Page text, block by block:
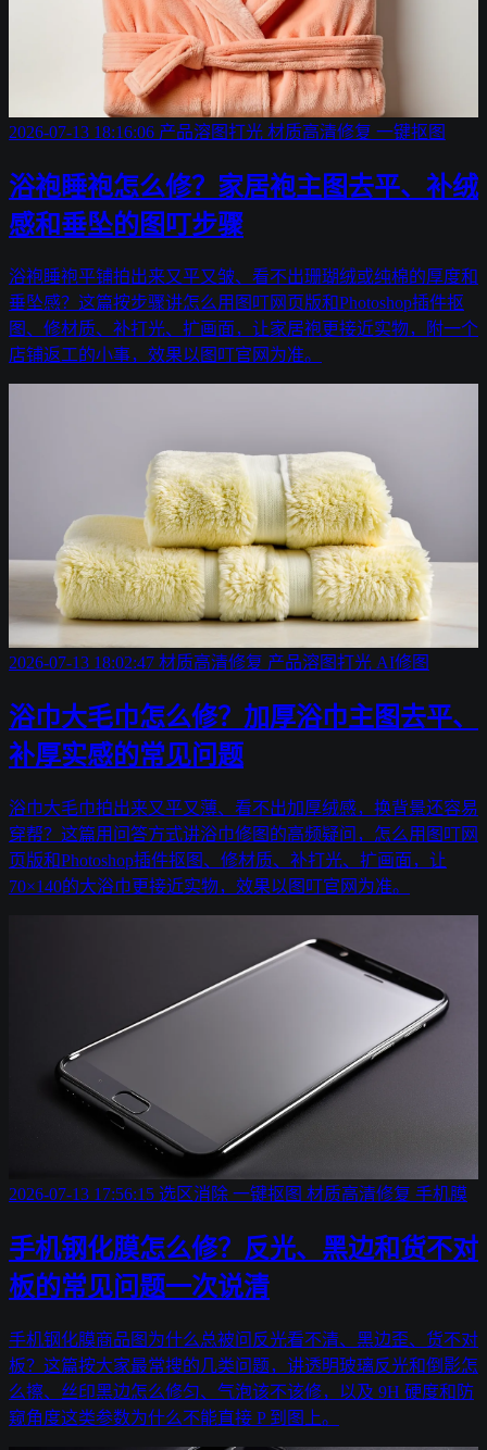
2026-07-13 18:16:06 产品溶图打光 材质高清修复 一键抠图
浴袍睡袍怎么修？家居袍主图去平、补绒
感和垂坠的图叮步骤
浴袍睡袍平铺拍出来又平又皱、看不出珊瑚绒或纯棉的厚度和
垂坠感？这篇按步骤讲怎么用图叮网页版和Photoshop插件抠
图、修材质、补打光、扩画面，让家居袍更接近实物，附一个
店铺返工的小事，效果以图叮官网为准。
2026-07-13 18:02:47 材质高清修复 产品溶图打光 AI修图
浴巾大毛巾怎么修？加厚浴巾主图去平、
补厚实感的常见问题
浴巾大毛巾拍出来又平又薄、看不出加厚绒感，换背景还容易
穿帮？这篇用问答方式讲浴巾修图的高频疑问，怎么用图叮网
页版和Photoshop插件抠图、修材质、补打光、扩画面，让
70×140的大浴巾更接近实物，效果以图叮官网为准。
2026-07-13 17:56:15 选区消除 一键抠图 材质高清修复 手机膜
手机钢化膜怎么修？反光、黑边和货不对
板的常见问题一次说清
手机钢化膜商品图为什么总被问反光看不清、黑边歪、货不对
板？这篇按大家最常搜的几类问题，讲透明玻璃反光和倒影怎
么擦、丝印黑边怎么修匀、气泡该不该修，以及 9H 硬度和防
窥角度这类参数为什么不能直接 P 到图上。